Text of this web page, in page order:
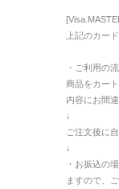
上記のカー
・ご利用の
商品をカー
内容にお間
↓
ご注文後に
↓
・お振込の
ますので、